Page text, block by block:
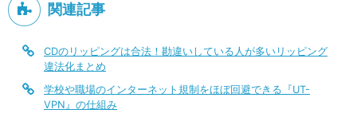
関連記事
CDのリッピングは合法！勘違いしている人が多いリッピング
違法化まとめ
学校や職場のインターネット規制をほぼ回避できる『UT-
VPN』の仕組み